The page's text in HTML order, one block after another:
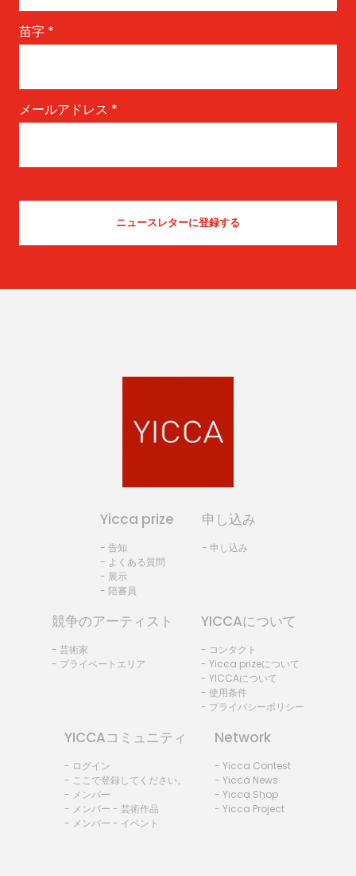
苗字 *
メールアドレス *
Yicca prize
- 告知
- よくある質問
- 展示
- 陪審員
申し込み
- 申し込み
競争のアーティスト
- 芸術家
- プライベートエリア
YICCAについて
- コンタクト
- Yicca prizeについて
- YICCAについて
- 使用条件
- プライバシーポリシー
YICCAコミュニティ
- ログイン
- ここで登録してください。
- メンバー
- メンバー - 芸術作品
- メンバー - イベント
Network
- Yicca Contest
- Yicca News
- Yicca Shop
- Yicca Project